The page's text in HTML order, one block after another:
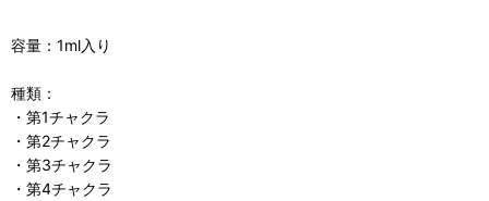
容量：1ml入り
種類：
・第1チャクラ
・第2チャクラ
・第3チャクラ
・第4チャクラ